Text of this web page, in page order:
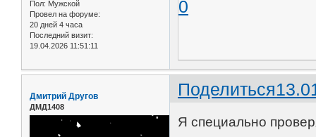
Пол: Мужской
Провел на форуме:
20 дней 4 часа
Последний визит:
19.04.2026 11:51:11
0
Поделиться
Дмитрий Другов
ДМД1408
Я специально